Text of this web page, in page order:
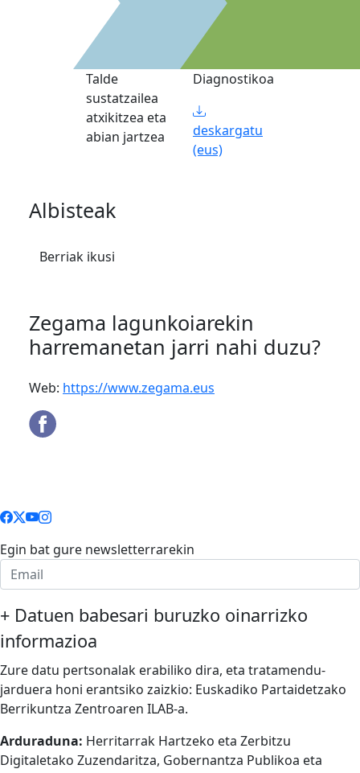
Talde
sustatzailea
atxikitzea eta
abian jartzea
Diagnostikoa
deskargatu
(eus)
Albisteak
Berriak ikusi
Zegama lagunkoiarekin
harremanetan jarri nahi duzu?
Web: https://www.zegama.eus
Egin bat gure newsletterrarekin
+ Datuen babesari buruzko oinarrizko
informazioa
Zure datu pertsonalak erabiliko dira, eta tratamendu-
jarduera honi erantsiko zaizkio: Euskadiko Partaidetzako
Berrikuntza Zentroaren ILAB-a.
Arduraduna: Herritarrak Hartzeko eta Zerbitzu
Digitaletako Zuzendaritza, Gobernantza Publikoa eta